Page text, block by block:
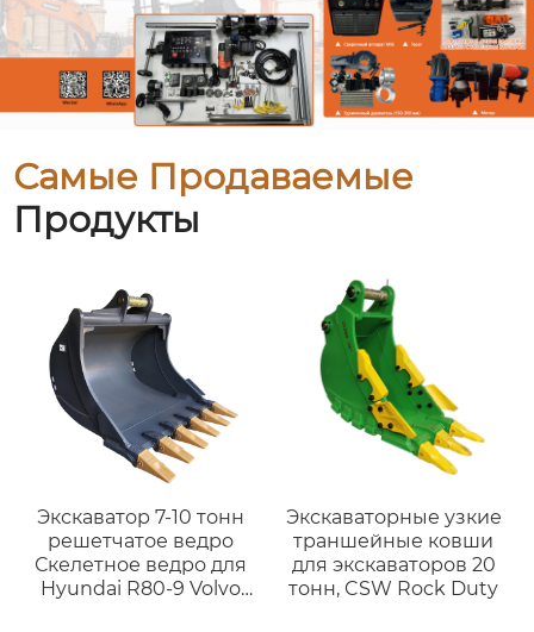
Самые Продаваемые
Продукты
Экскаватор 7-10 тонн
решетчатое ведро
Скелетное ведро для
Hyundai R80-9 Volvo
Экскаваторные узкие
траншейные ковши
для экскаваторов 20
тонн, CSW Rock Duty